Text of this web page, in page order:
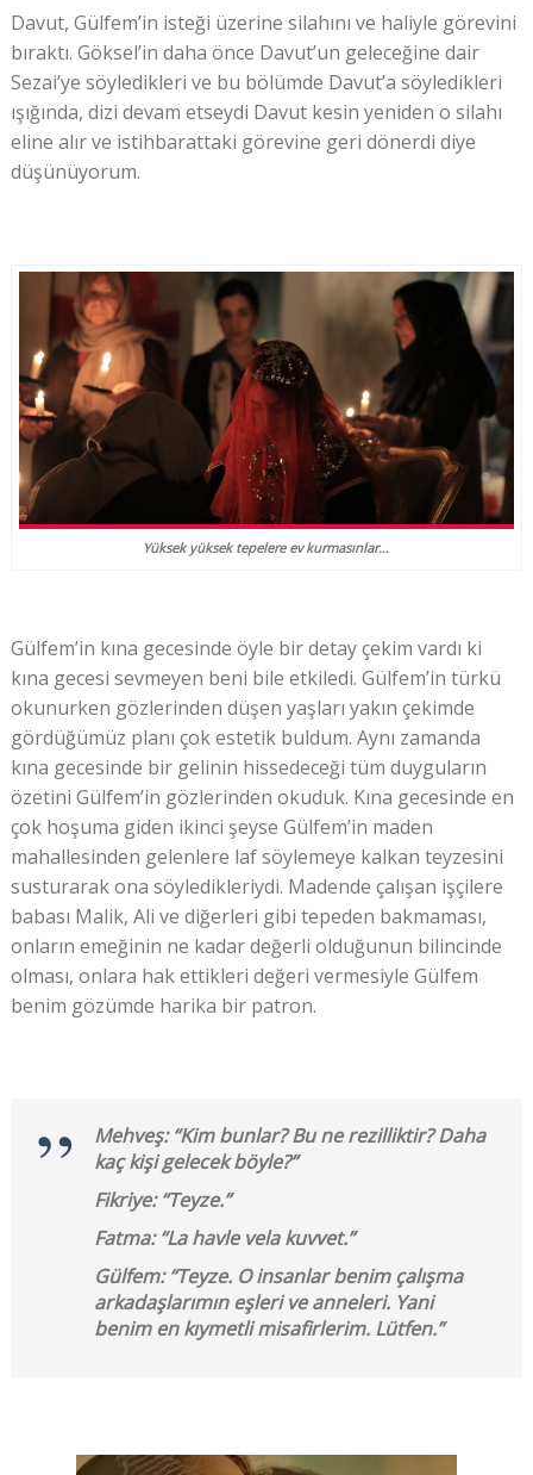
Davut, Gülfem’in isteği üzerine silahını ve haliyle görevini
bıraktı. Göksel’in daha önce Davut’un geleceğine dair
Sezai’ye söyledikleri ve bu bölümde Davut’a söyledikleri
ışığında, dizi devam etseydi Davut kesin yeniden o silahı
eline alır ve istihbarattaki görevine geri dönerdi diye
düşünüyorum.
Yüksek yüksek tepelere ev kurmasınlar…
Gülfem’in kına gecesinde öyle bir detay çekim vardı ki
kına gecesi sevmeyen beni bile etkiledi. Gülfem’in türkü
okunurken gözlerinden düşen yaşları yakın çekimde
gördüğümüz planı çok estetik buldum. Aynı zamanda
kına gecesinde bir gelinin hissedeceği tüm duyguların
özetini Gülfem’in gözlerinden okuduk. Kına gecesinde en
çok hoşuma giden ikinci şeyse Gülfem’in maden
mahallesinden gelenlere laf söylemeye kalkan teyzesini
susturarak ona söyledikleriydi. Madende çalışan işçilere
babası Malik, Ali ve diğerleri gibi tepeden bakmaması,
onların emeğinin ne kadar değerli olduğunun bilincinde
olması, onlara hak ettikleri değeri vermesiyle Gülfem
benim gözümde harika bir patron.
Mehveş: “Kim bunlar? Bu ne rezilliktir? Daha
kaç kişi gelecek böyle?”
Fikriye: “Teyze.”
Fatma: “La havle vela kuvvet.”
Gülfem: “Teyze. O insanlar benim çalışma
arkadaşlarımın eşleri ve anneleri. Yani
benim en kıymetli misafirlerim. Lütfen.”